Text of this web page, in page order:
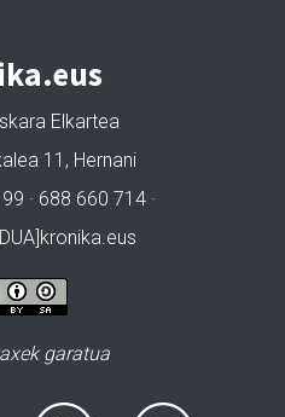
Elkartea
11, Hernani
· 688 660 714 ·
garatua